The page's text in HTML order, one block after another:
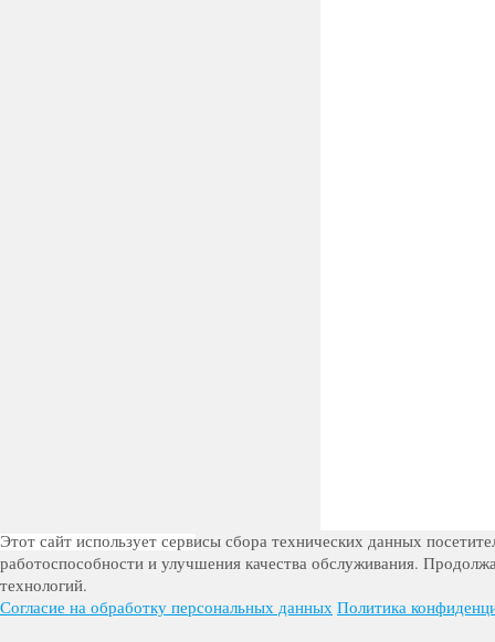
Этот сайт использует сервисы сбора технических данных
работоспособности и улучшения качества обслуживания.
технологий.
Согласие на обработку персональных данных Политика